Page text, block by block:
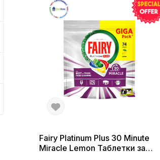
Fairy Platinum Plus 30 Minute
Miracle Lemon Таблетки за